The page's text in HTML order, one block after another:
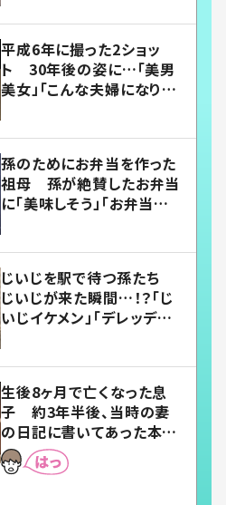
平成6年に撮った2ショッ
ト 30年後の姿に…「美男
美女」「こんな夫婦になりた
孫のためにお弁当を作った
祖母 孫が絶賛したお弁当
に「美味しそう」「お弁当すご
じいじを駅で待つ孫たち
じいじが来た瞬間…！？「じ
いじイケメン」「デレッデレ」
生後8ヶ月で亡くなった息
子 約3年半後、当時の妻
の日記に書いてあった本音
とは